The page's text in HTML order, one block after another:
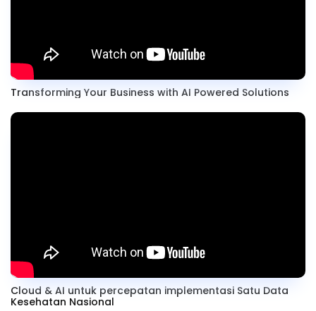
Transforming Your Business with AI Powered Solutions
Cloud & AI untuk percepatan implementasi Satu Data
Kesehatan Nasional